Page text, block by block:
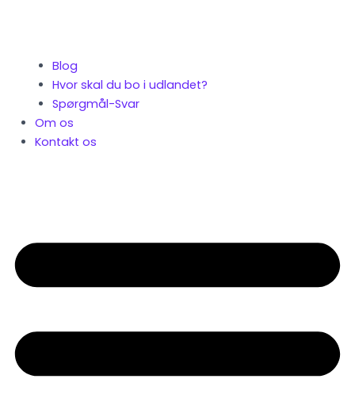
Blog
Hvor skal du bo i udlandet?
Spørgmål-Svar
Om os
Kontakt os